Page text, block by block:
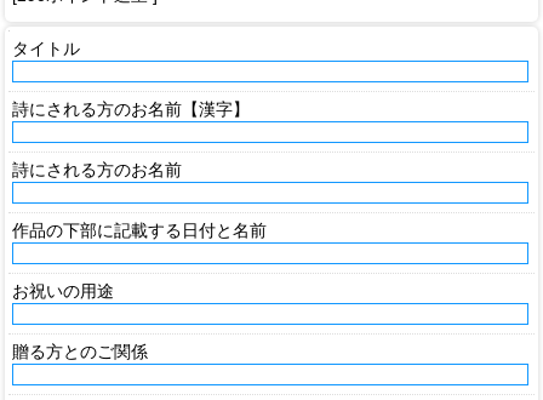
タイトル
詩にされる方のお名前【漢字】
詩にされる方のお名前
作品の下部に記載する日付と名前
お祝いの用途
贈る方とのご関係